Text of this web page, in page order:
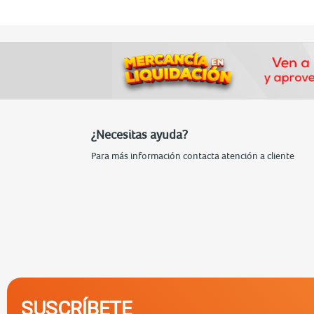
¿Necesitas ayuda?
Para más información contacta atención a cliente
SUSCRÍBETE